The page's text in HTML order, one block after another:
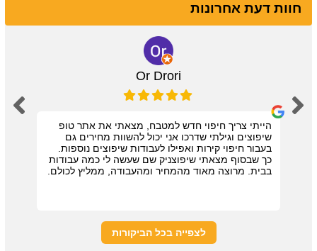
חוות דעת אחרונות
Or Drori
הייתי צריך חיפוי חדש למטבח, מצאתי את אתר טופ
שיפוצים וגילתי שדרכו אני יכול להשוות מחירים גם
בעבור חיפוי קירות ואפילו לעבודות שיפוצים נוספות.
כך שבסוף מצאתי שיפוצניק שם שעשה לי כמה עבודות
בבית. מרוצה מאוד מהמחיר ומהעבודה, ממליץ לכולם.
לצפייה בכל הביקורות